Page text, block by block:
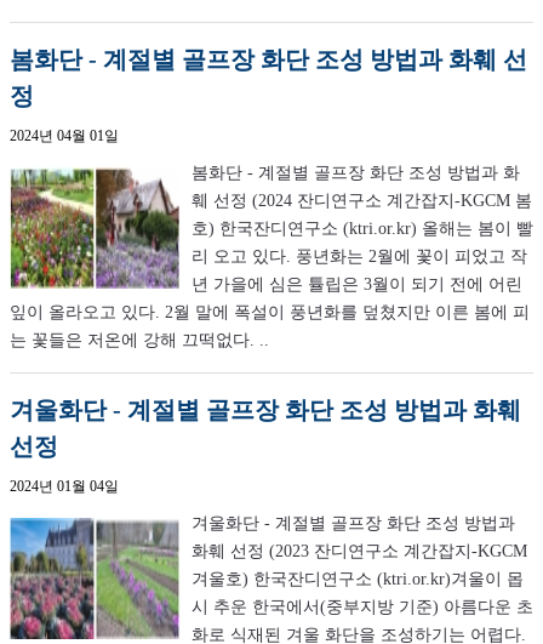
봄화단 - 계절별 골프장 화단 조성 방법과 화훼 선
정
2024년 04월 01일
봄화단 - 계절별 골프장 화단 조성 방법과 화
훼 선정 (2024 잔디연구소 계간잡지-KGCM 봄
호) 한국잔디연구소 (ktri.or.kr) 올해는 봄이 빨
리 오고 있다. 풍년화는 2월에 꽃이 피었고 작
년 가을에 심은 튤립은 3월이 되기 전에 어린
잎이 올라오고 있다. 2월 말에 폭설이 풍년화를 덮쳤지만 이른 봄에 피
는 꽃들은 저온에 강해 끄떡없다. ..
겨울화단 - 계절별 골프장 화단 조성 방법과 화훼
선정
2024년 01월 04일
겨울화단 - 계절별 골프장 화단 조성 방법과
화훼 선정 (2023 잔디연구소 계간잡지-KGCM
겨울호) 한국잔디연구소 (ktri.or.kr)겨울이 몹
시 추운 한국에서(중부지방 기준) 아름다운 초
화로 식재된 겨울 화단을 조성하기는 어렵다.